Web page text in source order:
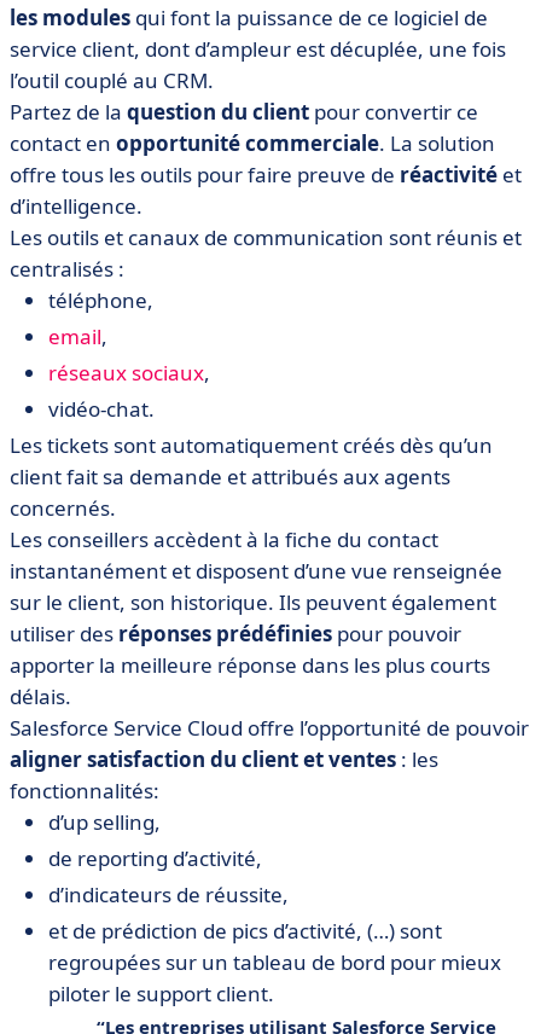
les modules qui font la puissance de ce logiciel de
service client, dont d’ampleur est décuplée, une fois
l’outil couplé au CRM.
Partez de la question du client pour convertir ce
contact en opportunité commerciale. La solution
offre tous les outils pour faire preuve de réactivité et
d’intelligence.
Les outils et canaux de communication sont réunis et
centralisés :
téléphone,
email,
réseaux sociaux,
vidéo-chat.
Les tickets sont automatiquement créés dès qu’un
client fait sa demande et attribués aux agents
concernés.
Les conseillers accèdent à la fiche du contact
instantanément et disposent d’une vue renseignée
sur le client, son historique. Ils peuvent également
utiliser des réponses prédéfinies pour pouvoir
apporter la meilleure réponse dans les plus courts
délais.
Salesforce Service Cloud offre l’opportunité de pouvoir
aligner satisfaction du client et ventes : les
fonctionnalités:
d’up selling,
de reporting d’activité,
d’indicateurs de réussite,
et de prédiction de pics d’activité, (…) sont
regroupées sur un tableau de bord pour mieux
piloter le support client.
Les entreprises utilisant Salesforce Service